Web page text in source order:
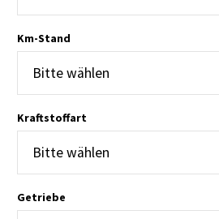
Km-Stand
Kraftstoffart
Getriebe